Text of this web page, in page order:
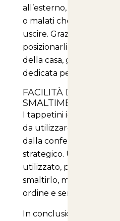
all’esterno, così come
o malati che
uscire. Grazie alla loro
posizionarli facilmente
della casa, garantendo
dedicata per il tuo cane.
FACILITÀ DI UTILIZZO
SMALTIMENTO
I tappetini igienici sono
da utilizzare. Basta
dalla confezione e
strategico. Una volta
utilizzato, puoi
smaltirlo, mantenendo
ordine e senza troppi
In conclusione, i